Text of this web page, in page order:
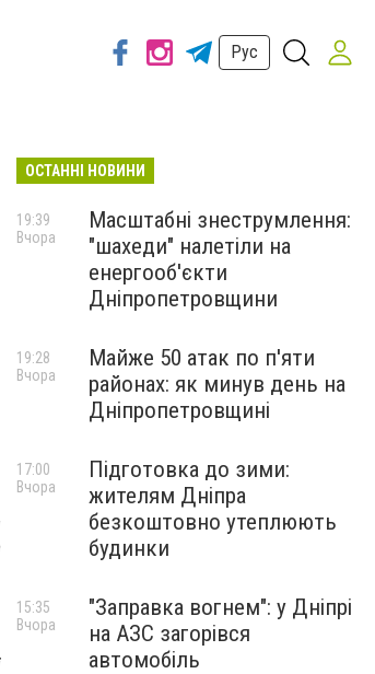
Рус
ОСТАННІ НОВИНИ
Масштабні знеструмлення:
"шахеди" налетіли на
енергооб'єкти
Дніпропетровщини
19:39
Вчора
Майже 50 атак по п'яти
районах: як минув день на
Дніпропетровщині
19:28
Вчора
Підготовка до зими:
жителям Дніпра
безкоштовно утеплюють
будинки
17:00
Вчора
"Заправка вогнем": у Дніпрі
на АЗС загорівся
автомобіль
15:35
Вчора